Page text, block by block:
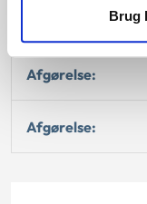
Brug
Afgørelse:
Afgørelse: